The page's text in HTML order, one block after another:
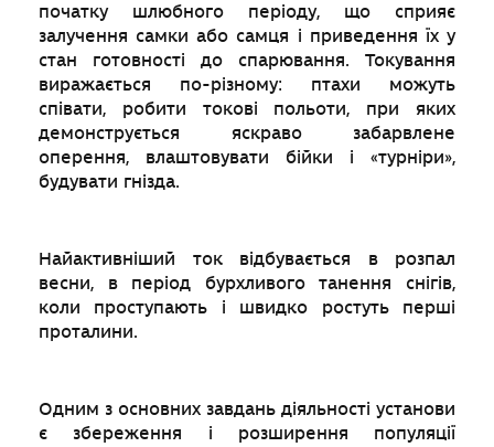
початку шлюбного періоду, що сприяє
залучення самки або самця і приведення їх у
стан готовності до спарювання. Токування
виражається по-різному: птахи можуть
співати, робити токові польоти, при яких
демонструється яскраво забарвлене
оперення, влаштовувати бійки і «турніри»,
будувати гнізда.
Найактивніший ток відбувається в розпал
весни, в період бурхливого танення снігів,
коли проступають і швидко ростуть перші
проталини.
Одним з основних завдань діяльності установи
є збереження і розширення популяції